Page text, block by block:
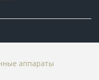
аппараты